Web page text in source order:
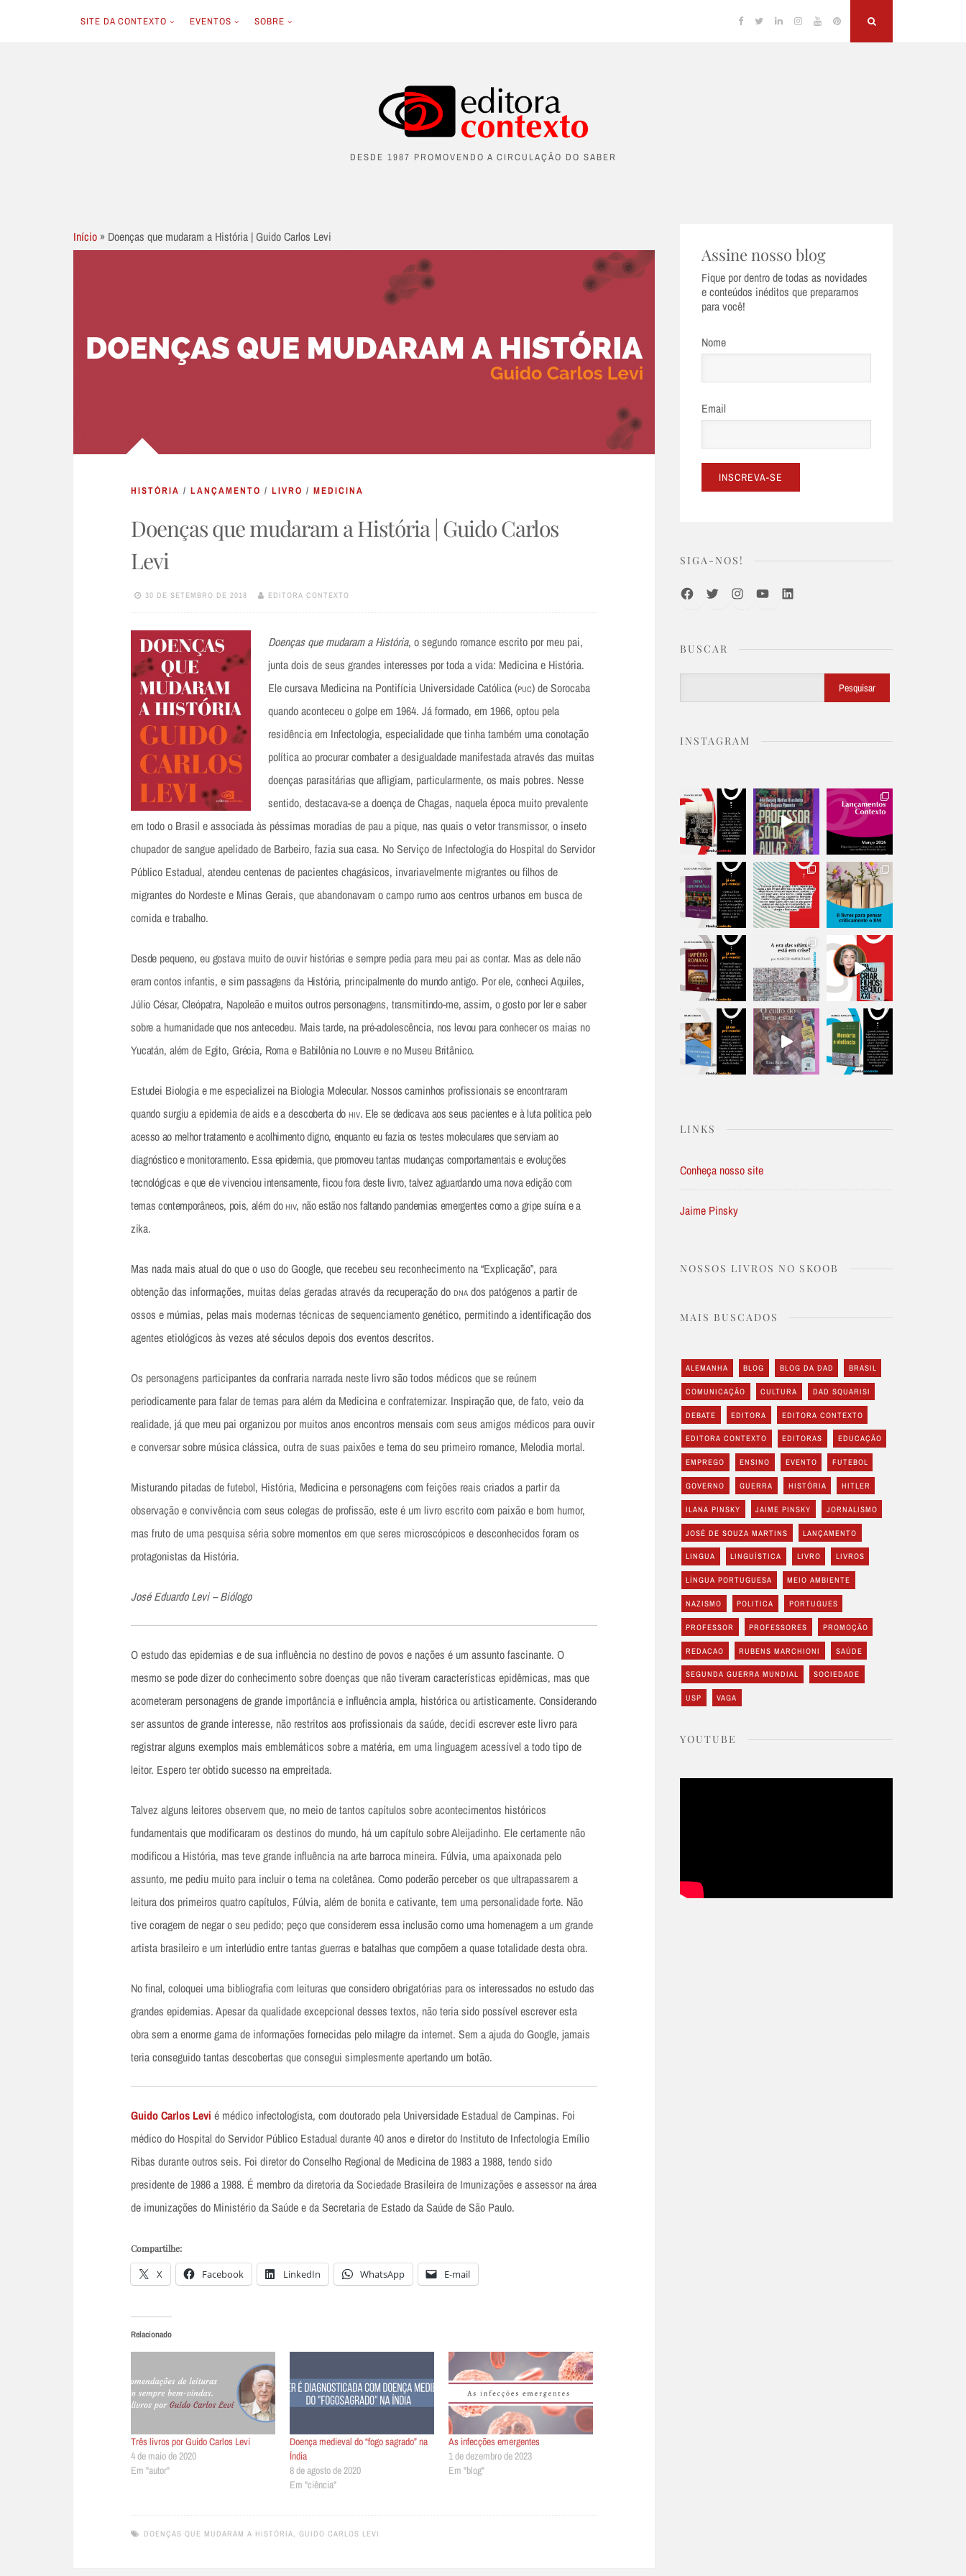
SITE DA CONTEXTO EVENTOS SOBRE Facebook
TwitterLinkedinInstagram
YouTubePinterest
DESDE 1987 PROMOVENDO A CIRCULAÇÃO DO SABER
Início » Doenças que mudaram a História | Guido Carlos Levi
HISTÓRIA / LANÇAMENTO / LIVRO / MEDICINA
Doenças que mudaram a História | Guido Carlos
Levi
30 DE SETEMBRO DE 2018 EDITORA CONTEXTO
Doenças que mudaram a História, o segundo romance escrito por meu pai,
junta dois de seus grandes interesses por toda a vida: Medicina e História.
Ele cursava Medicina na Pontifícia Universidade Católica (PUC) de Sorocaba
quando aconteceu o golpe em 1964. Já formado, em 1966, optou pela
residência em Infectologia, especialidade que tinha também uma conotação
política ao procurar combater a desigualdade manifestada através das muitas
doenças parasitárias que afligiam, particularmente, os mais pobres. Nesse
sentido, destacava-se a doença de Chagas, naquela época muito prevalente
em todo o Brasil e associada às péssimas moradias de pau a pique, nas quais o vetor transmissor, o inseto
chupador de sangue apelidado de Barbeiro, fazia sua casa. No Serviço de Infectologia do Hospital do Servidor
Público Estadual, atendeu centenas de pacientes chagásicos, invariavelmente migrantes ou filhos de
migrantes do Nordeste e Minas Gerais, que abandonavam o campo rumo aos centros urbanos em busca de
comida e trabalho.
Desde pequeno, eu gostava muito de ouvir histórias e sempre pedia para meu pai as contar. Mas as dele não
eram contos infantis, e sim passagens da História, principalmente do mundo antigo. Por ele, conheci Aquiles,
Júlio César, Cleópatra, Napoleão e muitos outros personagens, transmitindo-me, assim, o gosto por ler e saber
sobre a humanidade que nos antecedeu. Mais tarde, na pré-adolescência, nos levou para conhecer os maias no
Yucatán, além de Egito, Grécia, Roma e Babilônia no Louvre e no Museu Britânico.
Estudei Biologia e me especializei na Biologia Molecular. Nossos caminhos profissionais se encontraram
quando surgiu a epidemia de aids e a descoberta doHIV. Ele se dedicava aos seus pacientes e à luta política pelo
acesso ao melhor tratamento e acolhimento digno, enquanto eu fazia os testes moleculares que serviam ao
diagnóstico e monitoramento. Essa epidemia, que promoveu tantas mudanças comportamentais e evoluções
tecnológicas e que ele vivenciou intensamente, ficou fora deste livro, talvez aguardando uma nova edição com
temas contemporâneos, pois, além doHIV, não estão nos faltando pandemias emergentes como a gripe suína e a
zika.
Mas nada mais atual do que o uso do Google, que recebeu seu reconhecimento na “Explicação”, para
obtenção das informações, muitas delas geradas através da recuperação do DNA dos patógenos a partir de
ossos e múmias, pelas mais modernas técnicas de sequenciamento genético, permitindo a identificação dos
agentes etiológicos às vezes até séculos depois dos eventos descritos.
Os personagens participantes da confraria narrada neste livro são todos médicos que se reúnem
periodicamente para falar de temas para além da Medicina e confraternizar. Inspiração que, de fato, veio da
realidade, já que meu pai organizou por muitos anos encontros mensais com seus amigos médicos para ouvir
e conversar sobre música clássica, outra de suas paixões e tema do seu primeiro romance, Melodia mortal.
Misturando pitadas de futebol, História, Medicina e personagens com feições reais criados a partir da
observação e convivência com seus colegas de profissão, este é um livro escrito com paixão e bom humor,
mas fruto de uma pesquisa séria sobre momentos em que seres microscópicos e desconhecidos foram os
protagonistas da História.
José Eduardo Levi – Biólogo
O estudo das epidemias e de sua influência no destino de povos e nações é um assunto fascinante. O
mesmo se pode dizer do conhecimento sobre doenças que não tiveram características epidêmicas, mas que
acometeram personagens de grande importância e influência ampla, histórica ou artisticamente. Considerando
ser assuntos de grande interesse, não restritos aos profissionais da saúde, decidi escrever este livro para
registrar alguns exemplos mais emblemáticos sobre a matéria, em uma linguagem acessível a todo tipo de
leitor. Espero ter obtido sucesso na empreitada.
Talvez alguns leitores observem que, no meio de tantos capítulos sobre acontecimentos históricos
fundamentais que modificaram os destinos do mundo, há um capítulo sobre Aleijadinho. Ele certamente não
modificou a História, mas teve grande influência na arte barroca mineira. Fúlvia, uma apaixonada pelo
assunto, me pediu muito para incluir o tema na coletânea. Como poderão perceber os que ultrapassarem a
leitura dos primeiros quatro capítulos, Fúlvia, além de bonita e cativante, tem uma personalidade forte. Não
tive coragem de negar o seu pedido; peço que considerem essa inclusão como uma homenagem a um grande
artista brasileiro e um interlúdio entre tantas guerras e batalhas que compõem a quase totalidade desta obra.
No final, coloquei uma bibliografia com leituras que considero obrigatórias para os interessados no estudo das
grandes epidemias. Apesar da qualidade excepcional desses textos, não teria sido possível escrever esta
obra sem a enorme gama de informações fornecidas pelo milagre da internet. Sem a ajuda do Google, jamais
teria conseguido tantas descobertas que consegui simplesmente apertando um botão.
Guido Carlos Levi é médico infectologista, com doutorado pela Universidade Estadual de Campinas. Foi
médico do Hospital do Servidor Público Estadual durante 40 anos e diretor do Instituto de Infectologia Emílio
Ribas durante outros seis. Foi diretor do Conselho Regional de Medicina de 1983 a 1988, tendo sido
presidente de 1986 a 1988. É membro da diretoria da Sociedade Brasileira de Imunizações e assessor na área
de imunizações do Ministério da Saúde e da Secretaria de Estado da Saúde de São Paulo.
Compartilhe:
X Facebook LinkedIn WhatsApp E-mail
Relacionado
Três livros por Guido Carlos Levi
4 de maio de 2020
Em "autor"
Doença medieval do “fogo sagrado” na
Índia
8 de agosto de 2020
Em "ciência"
As infecções emergentes
1 de dezembro de 2023
Em "blog"
DOENÇAS QUE MUDARAM A HISTÓRIA GUIDO CARLOS LEVI
Assine nosso blog
Fique por dentro de todas as novidades
e conteúdos inéditos que preparamos
para você!
Nome
Email
SIGA-NOS!
FacebookTwitterInstagramYoutubeLinkedIn
BUSCAR
Pesquisar
INSTAGRAM
LINKS
Conheça nosso site
Jaime Pinsky
NOSSOS LIVROS NO SKOOB
MAIS BUSCADOS
ALEMANHA BLOG BLOG DA DAD BRASIL
COMUNICAÇÃO CULTURA DAD SQUARISI
DEBATE EDITORA EDITORA CONTEXTO
EDITORA CONTEXTO EDITORAS EDUCAÇÃO
EMPREGO ENSINO EVENTO FUTEBOL
GOVERNO GUERRA HISTÓRIA HITLER
ILANA PINSKY JAIME PINSKY JORNALISMO
JOSÉ DE SOUZA MARTINS LANÇAMENTO
LINGUA LINGUÍSTICA LIVRO LIVROS
LÍNGUA PORTUGUESA MEIO AMBIENTE
NAZISMO POLITICA PORTUGUES
PROFESSOR PROFESSORES PROMOÇÃO
REDACAO RUBENS MARCHIONI SAÚDE
SEGUNDA GUERRA MUNDIAL SOCIEDADE
USP VAGA
YOUTUBE